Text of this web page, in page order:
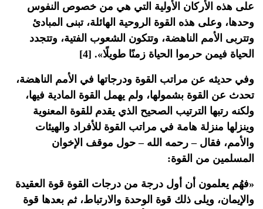
على هذه الأركان الأولية التي هي من خصوص النفوس
وحدها، وعلى هذه القوة الروحية الهائلة، تبنى المبادئ
وتتربى الأمم الناهضة، وتتكون الشعوب الفتية، وتتجدد
الحياة فيمن حرموا الحياة زمنًا طويلًا». [4]
وفي حديثه عن مراتب القوة ودرجاتها في الأمم الناهضة،
تحدث عن القوة بشمولها، ولم يهمل القوة المادية فيها،
ولكنه رتبها الترتيب الصحيح الذي يقدم للقوة المعنوية
وينزلها منزلة هامة في مراتب القوة للأفراد والهيئات
والأمم، فقال – رحمه الله – حول موقف الإخوان
المسلمين من القوة:
«فهُم يعلمون أن أول درجة من درجات القوة قوة العقيدة
والإيمان، ويلى ذلك قوة الوحدة والارتباط، ثم بعدها قوة